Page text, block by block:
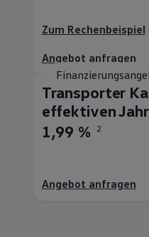
Zum Rechenbeispiel
Angebot anfragen
Transporter
effektiven
1,99 %
2
Angebot anfragen